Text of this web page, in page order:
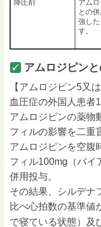
降圧剤
アム
との
強し
す。
アムロジピン
【アムロジピン5又
血圧症の外国人患者
アムロジピンの薬物
フィルの影響を二重
アムロジピンを空腹
フィル100mg（バイ
併用投与。
その結果、シルデナ
比べ心拍数の基準値
で寝ている状態）及